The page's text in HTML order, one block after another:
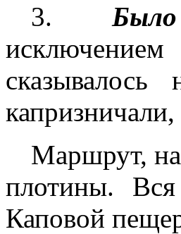
3.
Маршрут,
плотины.
Каповой